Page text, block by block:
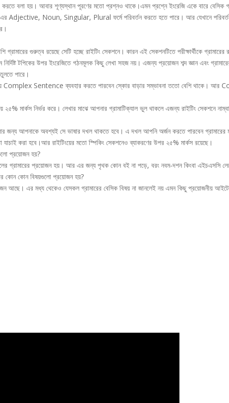
বলা হয়। আবার শূণ্যস্থান পূরণের মতো প্রশ্নও থাকে।এমন প্রশ্নে ইংরেজি একে বারে বেসিক
Adjective, Noun, Singular, Plural ফর্মে পরিবর্তন করতে হতে পারে। আর যেখানে পরিবর্তন
গ্রামারের গুরুত্ব রয়েছে সেটি হচ্ছে রাইটিং সেকশনে। কারন এই সেকশনটিতে পরীক্ষার্থীকে
টপিকের উপর ইংরেজিতে গঠনমূলক কিছু লেখা সহজ নয়। এজন্য প্রয়োজন শব্দ জ্ঞান এবং
পারে।
Complex Sentence ব্যবহার করতে পারবেন স্কোর বাড়ার সম্ভাবনা ততো বেশি থাকে।
২৫% মার্কস নির্ভর করে। লেখার মাঝে আপনার গ্রামাটিক্যাল ভুল থাকলে এজন্য রাইটিং সেকশনে
জন্য আপনাকে অবশ্যই সে ভাষার দখল থাকতে হবে। এ দখল আপনি অর্জন করতে পারবেন গ্রামারের
যাচাই করা হবে।আর রাইটিংয়ের মতো স্পিকিং সেকশনেও ব্যাকরণের উপর ২৫% মার্কস রয়েছে।
প্রয়োজন হয়?
গ্রামারের প্রয়োজন হয়। আর এর জন্য পৃথক কোন বই না পড়ে, বরং নবম-দশন কিংবা এইচএসসি
কোন কোন বিষয়গুলো প্রয়োজন হয়?
আছে। এর মধ্য থেকেও যেসকল গ্রামারের বেসিক বিষয় না জানলেই নয় এমন কিছু প্রয়োজনীয়